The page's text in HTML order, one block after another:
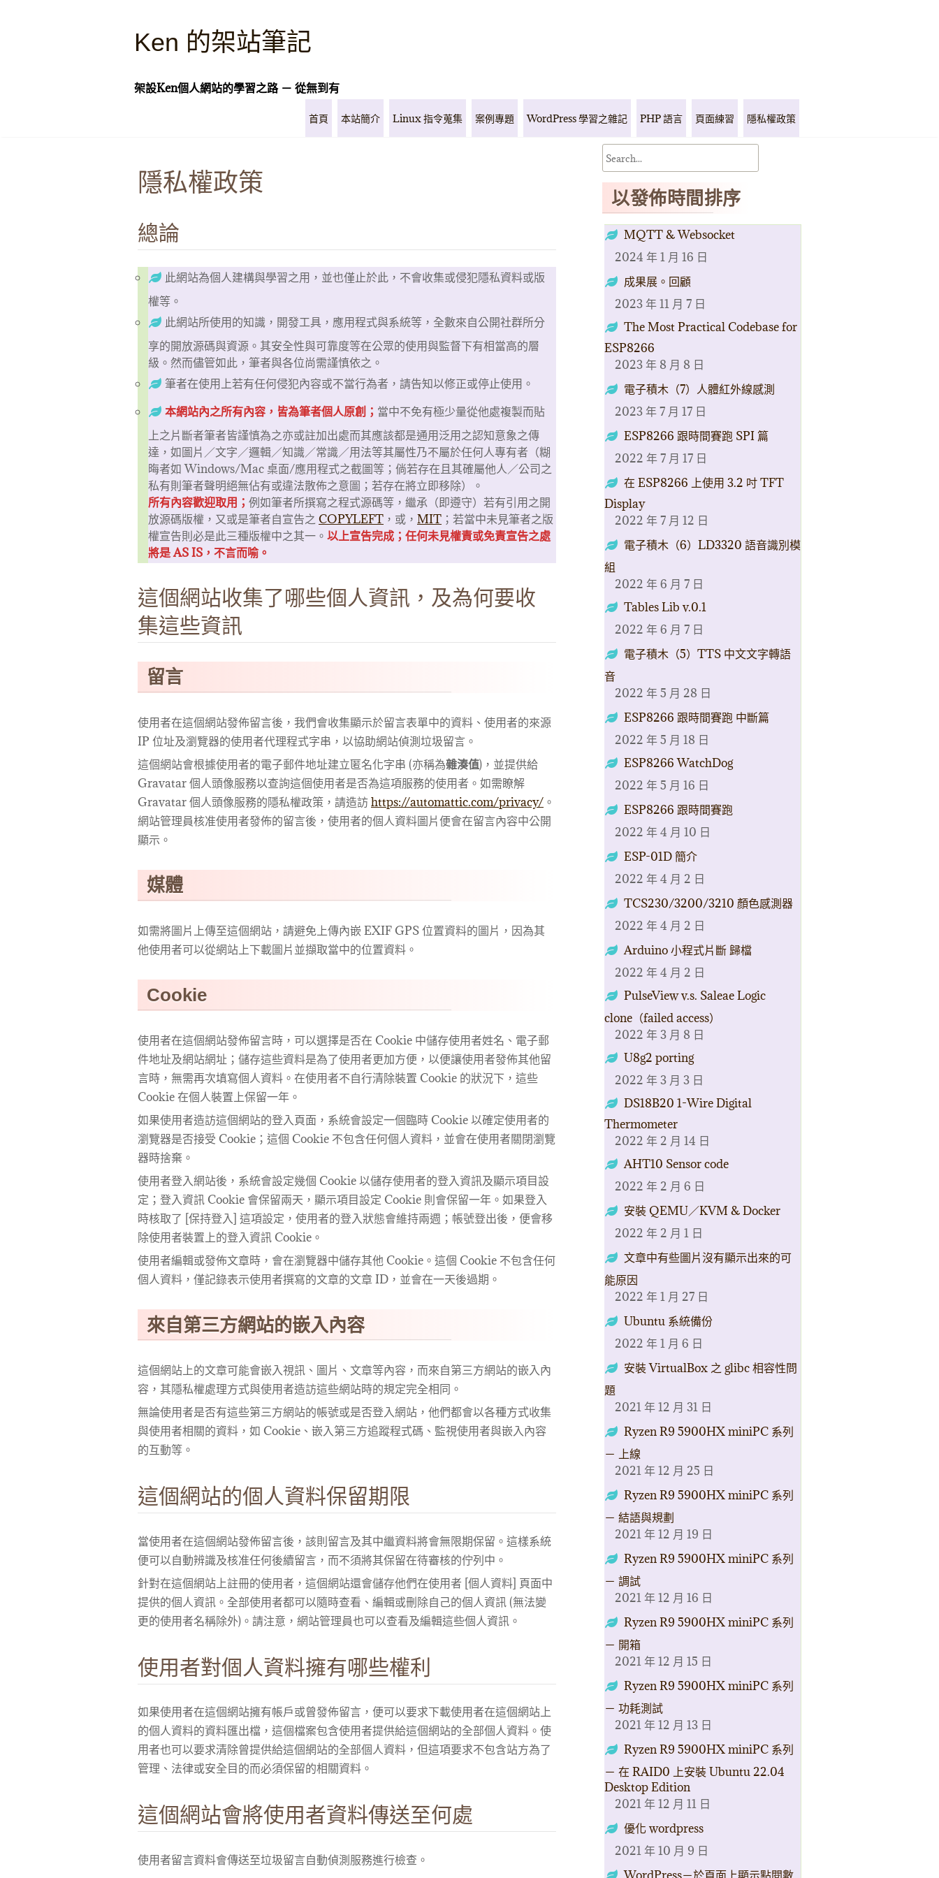
Ken 的架站筆記
架設Ken個人網站的學習之路 － 從無到有
首頁 本站簡介 Linux 指令蒐集 案例專題 WordPress 學習之雜記 PHP 語言 頁面練習 隱私權政策
隱私權政策
總論
此網站為個人建構與學習之用，並也僅止於此，不會收集或侵犯隱私資料或版
權等。
此網站所使用的知識，開發工具，應用程式與系統等，全數來自公開社群所分
享的開放源碼與資源。其安全性與可靠度等在公眾的使用與監督下有相當高的層
級。然而儘管如此，筆者與各位尚需謹慎依之。
筆者在使用上若有任何侵犯內容或不當行為者，請告知以修正或停止使用。
本網站內之所有內容，皆為筆者個人原創； 當中不免有極少量從他處複製而貼
上之片斷者筆者皆謹慎為之亦或註加出處而其應該都是通用泛用之認知意象之傳
達，如圖片／文字／邏輯／知識／常識／用法等其屬性乃不屬於任何人專有者（糊
晦者如 Windows/Mac 桌面/應用程式之截圖等；倘若存在且其確屬他人／公司之
私有則筆者聲明絕無佔有或違法散佈之意圖；若存在將立即移除）。
所有內容歡迎取用； 例如筆者所撰寫之程式源碼等，繼承（即遵守）若有引用之開
放源碼版權，又或是筆者自宣告之 COPYLEFT ，或， MIT ；若當中未見筆者之版
權宣告則必是此三種版權中之其一。 以上宣告完成；任何未見權責或免責宣告之處
將是 AS IS，不言而喻。
這個網站收集了哪些個人資訊，及為何要收
集這些資訊
留言
使用者在這個網站發佈留言後，我們會收集顯示於留言表單中的資料、使用者的來源
IP 位址及瀏覽器的使用者代理程式字串，以協助網站偵測垃圾留言。
這個網站會根據使用者的電子郵件地址建立匿名化字串 (亦稱為雜湊值)，並提供給
Gravatar 個人頭像服務以查詢這個使用者是否為這項服務的使用者。如需瞭解
Gravatar 個人頭像服務的隱私權政策，請造訪https://automattic.com/privacy/ 。
網站管理員核准使用者發佈的留言後，使用者的個人資料圖片便會在留言內容中公開
顯示。
媒體
如需將圖片上傳至這個網站，請避免上傳內嵌 EXIF GPS 位置資料的圖片，因為其
他使用者可以從網站上下載圖片並擷取當中的位置資料。
Cookie
使用者在這個網站發佈留言時，可以選擇是否在 Cookie 中儲存使用者姓名、電子郵
件地址及網站網址；儲存這些資料是為了使用者更加方便，以便讓使用者發佈其他留
言時，無需再次填寫個人資料。在使用者不自行清除裝置 Cookie 的狀況下，這些
Cookie 在個人裝置上保留一年。
如果使用者造訪這個網站的登入頁面，系統會設定一個臨時 Cookie 以確定使用者的
瀏覽器是否接受 Cookie；這個 Cookie 不包含任何個人資料，並會在使用者關閉瀏覽
器時捨棄。
使用者登入網站後，系統會設定幾個 Cookie 以儲存使用者的登入資訊及顯示項目設
定；登入資訊 Cookie 會保留兩天，顯示項目設定 Cookie 則會保留一年。如果登入
時核取了 [保持登入] 這項設定，使用者的登入狀態會維持兩週；帳號登出後，便會移
除使用者裝置上的登入資訊 Cookie。
使用者編輯或發佈文章時，會在瀏覽器中儲存其他 Cookie。這個 Cookie 不包含任何
個人資料，僅記錄表示使用者撰寫的文章的文章 ID，並會在一天後過期。
來自第三方網站的嵌入內容
這個網站上的文章可能會嵌入視訊、圖片、文章等內容，而來自第三方網站的嵌入內
容，其隱私權處理方式與使用者造訪這些網站時的規定完全相同。
無論使用者是否有這些第三方網站的帳號或是否登入網站，他們都會以各種方式收集
與使用者相關的資料，如 Cookie、嵌入第三方追蹤程式碼、監視使用者與嵌入內容
的互動等。
這個網站的個人資料保留期限
當使用者在這個網站發佈留言後，該則留言及其中繼資料將會無限期保留。這樣系統
便可以自動辨識及核准任何後續留言，而不須將其保留在待審核的佇列中。
針對在這個網站上註冊的使用者，這個網站還會儲存他們在使用者 [個人資料] 頁面中
提供的個人資訊。全部使用者都可以隨時查看、編輯或刪除自己的個人資訊 (無法變
更的使用者名稱除外)。請注意，網站管理員也可以查看及編輯這些個人資訊。
使用者對個人資料擁有哪些權利
如果使用者在這個網站擁有帳戶或曾發佈留言，便可以要求下載使用者在這個網站上
的個人資料的資料匯出檔，這個檔案包含使用者提供給這個網站的全部個人資料。使
用者也可以要求清除曾提供給這個網站的全部個人資料，但這項要求不包含站方為了
管理、法律或安全目的而必須保留的相關資料。
這個網站會將使用者資料傳送至何處
使用者留言資料會傳送至垃圾留言自動偵測服務進行檢查。
以發佈時間排序
MQTT & Websocket
2024 年 1 月 16 日
成果展。回顧
2023 年 11 月 7 日
The Most Practical Codebase for
ESP8266
2023 年 8 月 8 日
電子積木（7）人體紅外線感測
2023 年 7 月 17 日
ESP8266 跟時間賽跑 SPI 篇
2022 年 7 月 17 日
在 ESP8266 上使用 3.2 吋 TFT
Display
2022 年 7 月 12 日
電子積木（6）LD3320 語音識別模
組
2022 年 6 月 7 日
Tables Lib v.0.1
2022 年 6 月 7 日
電子積木（5）TTS 中文文字轉語
音
2022 年 5 月 28 日
ESP8266 跟時間賽跑 中斷篇
2022 年 5 月 18 日
ESP8266 WatchDog
2022 年 5 月 16 日
ESP8266 跟時間賽跑
2022 年 4 月 10 日
ESP-01D 簡介
2022 年 4 月 2 日
TCS230/3200/3210 顏色感測器
2022 年 4 月 2 日
Arduino 小程式片斷 歸檔
2022 年 4 月 2 日
PulseView v.s. Saleae Logic
clone（failed access）
2022 年 3 月 8 日
U8g2 porting
2022 年 3 月 3 日
DS18B20 1-Wire Digital
Thermometer
2022 年 2 月 14 日
AHT10 Sensor code
2022 年 2 月 6 日
安裝 QEMU／KVM & Docker
2022 年 2 月 1 日
文章中有些圖片沒有顯示出來的可
能原因
2022 年 1 月 27 日
Ubuntu 系統備份
2022 年 1 月 6 日
安裝 VirtualBox 之 glibc 相容性問
題
2021 年 12 月 31 日
Ryzen R9 5900HX miniPC 系列
－ 上線
2021 年 12 月 25 日
Ryzen R9 5900HX miniPC 系列
－ 結語與規劃
2021 年 12 月 19 日
Ryzen R9 5900HX miniPC 系列
－ 調試
2021 年 12 月 16 日
Ryzen R9 5900HX miniPC 系列
－ 開箱
2021 年 12 月 15 日
Ryzen R9 5900HX miniPC 系列
－ 功耗測試
2021 年 12 月 13 日
Ryzen R9 5900HX miniPC 系列
－ 在 RAID0 上安裝 Ubuntu 22.04
Desktop Edition
2021 年 12 月 11 日
優化 wordpress
2021 年 10 月 9 日